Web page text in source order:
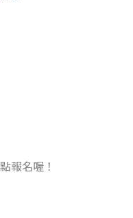
報名喔！